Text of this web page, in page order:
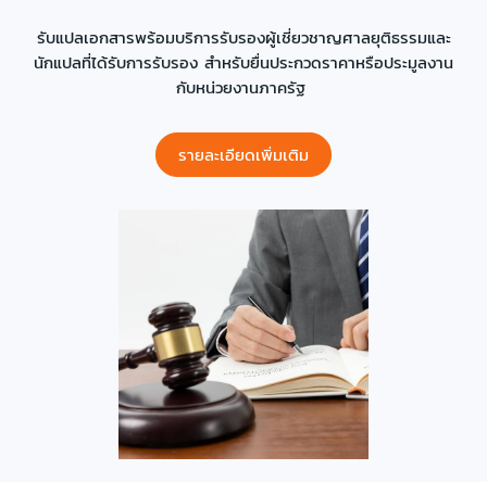
รับแปลเอกสารพร้อมบริการรับรองผู้เชี่ยวชาญศาลยุติธรรมและ
นักแปลที่ได้รับการรับรอง สำหรับยื่นประกวดราคาหรือประมูลงาน
กับหน่วยงานภาครัฐ
รายละเอียดเพิ่มเติม